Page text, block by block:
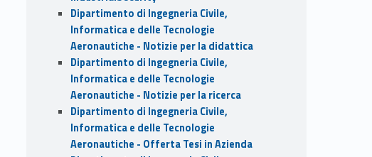
Dipartimento di Ingegneria Civile,
Informatica e delle Tecnologie
Aeronautiche - Notizie per la didattica
Dipartimento di Ingegneria Civile,
Informatica e delle Tecnologie
Aeronautiche - Notizie per la ricerca
Dipartimento di Ingegneria Civile,
Informatica e delle Tecnologie
Aeronautiche - Offerta Tesi in Azienda